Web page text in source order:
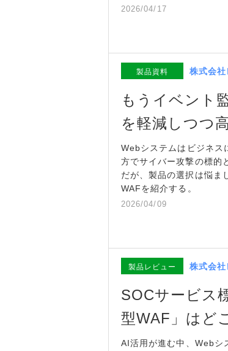
2026/04/17
製品資料 株式会
もうイベント
を軽減しつつ
Webシステムはビジネス
方でサイバー攻撃の標的
だが、製品の選択は悩ま
WAFを紹介する。
2026/04/09
製品レビュー 株式会
SOCサービス
型WAF」はど
AI活用が進む中、Webシ